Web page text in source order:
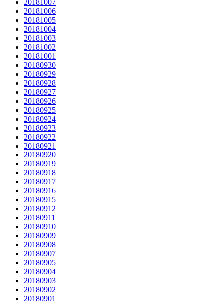
20181007
20181006
20181005
20181004
20181003
20181002
20181001
20180930
20180929
20180928
20180927
20180926
20180925
20180924
20180923
20180922
20180921
20180920
20180919
20180918
20180917
20180916
20180915
20180912
20180911
20180910
20180909
20180908
20180907
20180905
20180904
20180903
20180902
20180901